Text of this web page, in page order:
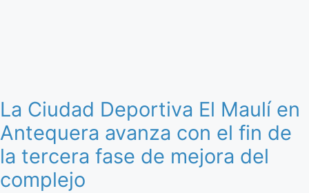
La Ciudad Deportiva El Maulí en
Antequera avanza con el fin de
la tercera fase de mejora del
complejo